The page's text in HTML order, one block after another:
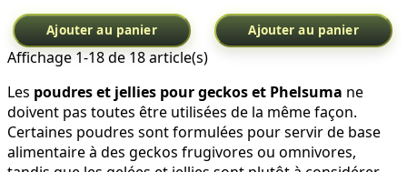
Ajouter au panier Ajouter au panier
Affichage 1-18 de 18 article(s)
Les poudres et jellies pour geckos et Phelsuma ne
doivent pas toutes être utilisées de la même façon.
Certaines poudres sont formulées pour servir de base
alimentaire à des geckos frugivores ou omnivores,